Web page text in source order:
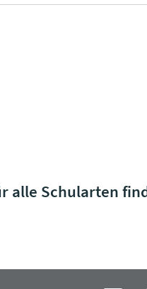
alle Schularten